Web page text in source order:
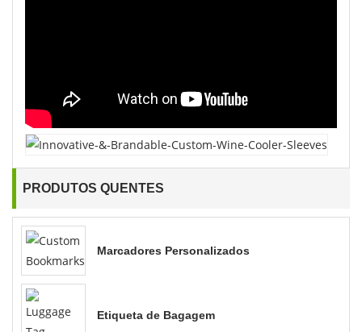
PRODUTOS QUENTES
Marcadores Personalizados
Etiqueta de Bagagem